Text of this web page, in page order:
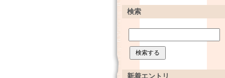
検索
新着エントリ